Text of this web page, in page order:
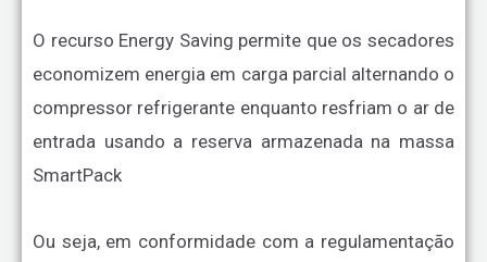
O recurso Energy Saving permite que os secadores
economizem energia em carga parcial alternando o
compressor refrigerante enquanto resfriam o ar de
entrada usando a reserva armazenada na massa
SmartPack
Ou seja, em conformidade com a regulamentação